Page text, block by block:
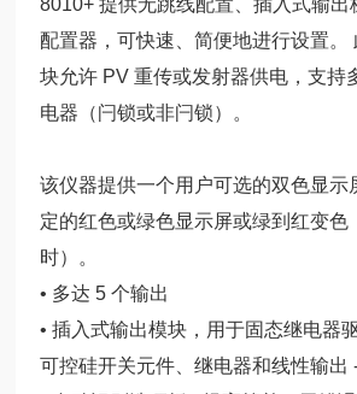
配置器，可快速、简便地进行设置。
块允许 PV 重传或发射器供电，支持
电器（闩锁或非闩锁）。
该仪器提供一个用户可选的双色显示
定的红色或绿色显示屏或绿到红变色
时）。
• 多达 5 个输出
• 插入式输出模块，用于固态继电器
可控硅开关元件、继电器和线性输出